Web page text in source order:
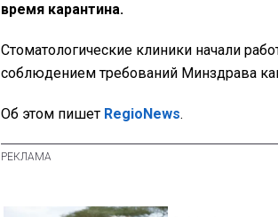
время карантина.
Стоматологические клиники начали
соблюдением требований Минздрава
Об этом пишет RegioNews.